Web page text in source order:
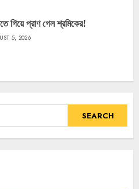
গিয়ে প্রাণ গেল শ্রমিকের!
5, 2026